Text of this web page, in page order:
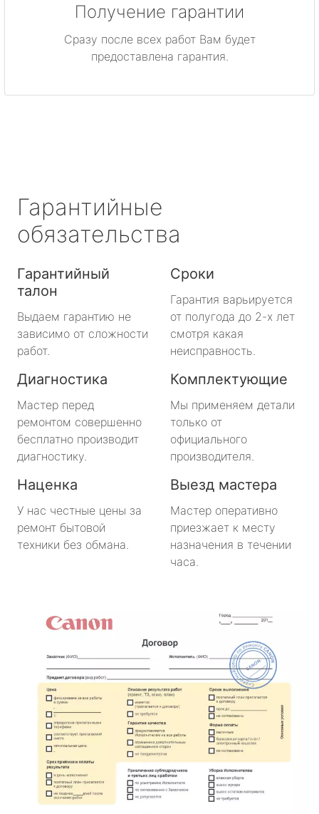
Получение гарантии
Сразу после всех работ Вам будет
предоставлена гарантия.
Гарантийные
обязательства
Гарантийный
талон
Выдаем гарантию не
зависимо от сложности
работ.
Сроки
Гарантия варьируется
от полугода до 2-х лет
смотря какая
неисправность.
Диагностика
Мастер перед
ремонтом совершенно
бесплатно производит
диагностику.
Комплектующие
Мы применяем детали
только от
официального
производителя.
Наценка
У нас честные цены за
ремонт бытовой
техники без обмана.
Выезд мастера
Мастер оперативно
приезжает к месту
назначения в течении
часа.